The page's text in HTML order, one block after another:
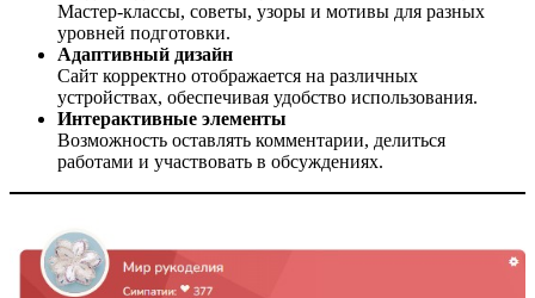
Мастер-классы, советы, узоры и мотивы для разных
уровней подготовки.​
Адаптивный дизайн
Сайт корректно отображается на различных
устройствах, обеспечивая удобство использования.​
Интерактивные элементы
Возможность оставлять комментарии, делиться
работами и участвовать в обсуждениях.​